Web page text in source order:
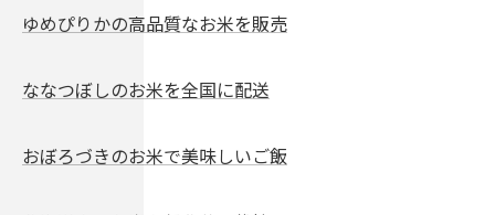
ゆめぴりかの高品質なお米を販売
ななつぼしのお米を全国に配送
おぼろづきのお米で美味しいご飯